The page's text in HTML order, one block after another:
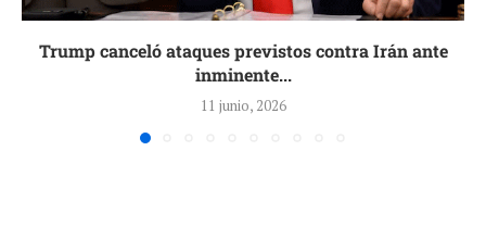
Trump canceló ataques previstos contra Irán ante
inminente...
11 junio, 2026